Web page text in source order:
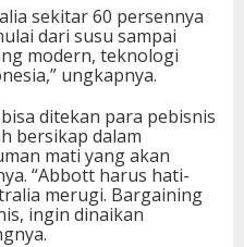
sekitar 60 persennya
dari susu sampai
modern, teknologi
ungkapnya.
ditekan para pebisnis
bersikap dalam
mati yang akan
“Abbott harus hati-
merugi. Bargaining
ingin dinaikan